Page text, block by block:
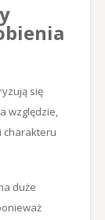
się
względzie,
charakteru
duże